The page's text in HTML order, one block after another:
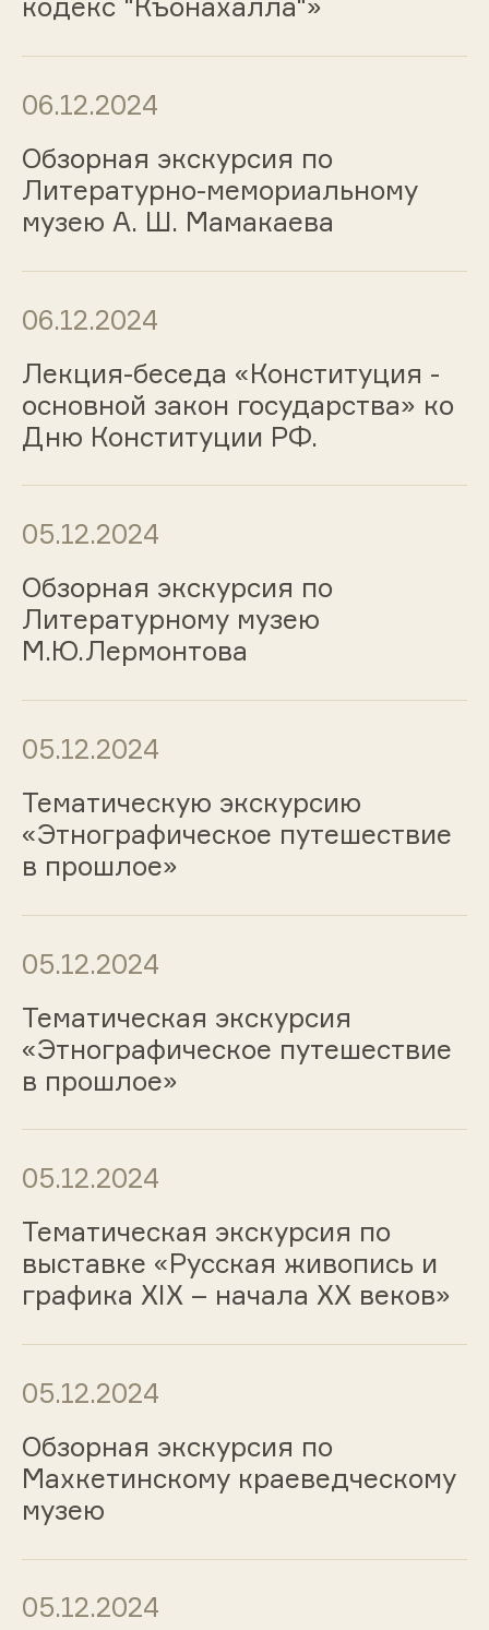
кодекс "Къонахалла"»
06.12.2024
Обзорная экскурсия по
Литературно-мемориальному
музею А. Ш. Мамакаева
06.12.2024
Лекция-беседа «Конституция -
основной закон государства» ко
Дню Конституции РФ.
05.12.2024
Обзорная экскурсия по
Литературному музею
М.Ю.Лермонтова
05.12.2024
Тематическую экскурсию
«Этнографическое путешествие
в прошлое»
05.12.2024
Тематическая экскурсия
«Этнографическое путешествие
в прошлое»
05.12.2024
Тематическая экскурсия по
выставке «Русская живопись и
графика ХIХ – начала ХХ веков»
05.12.2024
Обзорная экскурсия по
Махкетинскому краеведческому
музею
05.12.2024